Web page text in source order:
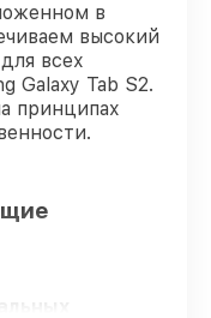
в
высокий
всех
Galaxy Tab S2.
принципах